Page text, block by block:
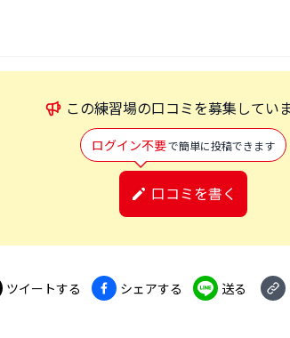
この練習場の口コミを募集してい
ログイン不要で簡単に投稿できます
口コミを書く
ツイートする シェアする 送る